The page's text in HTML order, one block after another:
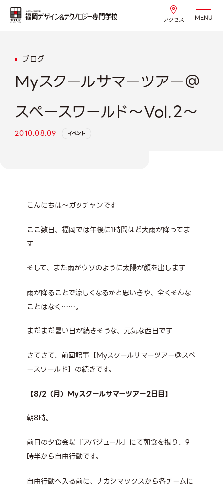
アクセス MENU
ブログ
Myスクールサマーツアー＠
スペースワールド～Vol.2～
2010.08.09 イベント
こんにちは～ガッチャンです
ここ数日、福岡では午後に1時間ほど大雨が降ってま
す
そして、また雨がウソのように太陽が顔を出します
雨が降ることで涼しくなるかと思いきや、全くそんな
ことはなく……。
まだまだ暑い日が続きそうな、元気な西日です
さてさて、前回記事【Myスクールサマーツアー＠スペ
ースワールド】の続きです。
【8/2（月）Myスクールサマーツアー2日目】
朝8時。
前日の夕食会場『アバジュール』にて朝食を摂り、9
時半から自由行動です。
自由行動へ入る前に、ナカシマックスから各チームに